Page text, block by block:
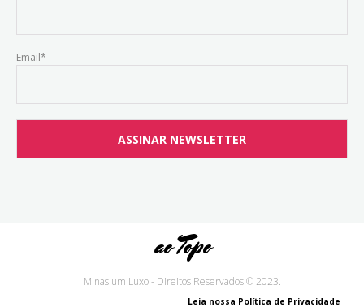
Email*
ao Topo
Minas um Luxo - Direitos Reservados © 2023.
Leia nossa Política de Privacidade